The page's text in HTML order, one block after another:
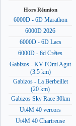
Hors Réunion
6000D - 6D Marathon
6000D 2026
6000D - 6D Lacs
6000D - 6d Crêtes
Gabizos - KV l'Omi Agut
(3.5 km)
Gabizos - La Berbeillet
(20 km)
Gabizos Sky Race 30km
Ut4M 40 vercors
Ut4M 40 Chartreuse